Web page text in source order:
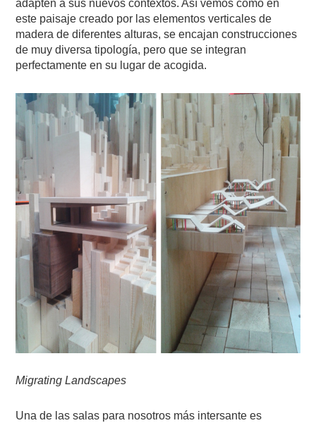
adapten a sus nuevos contextos. Así vemos como en
este paisaje creado por las elementos verticales de
madera de diferentes alturas, se encajan construcciones
de muy diversa tipología, pero que se integran
perfectamente en su lugar de acogida.
Migrating Landscapes
Una de las salas para nosotros más intersante es